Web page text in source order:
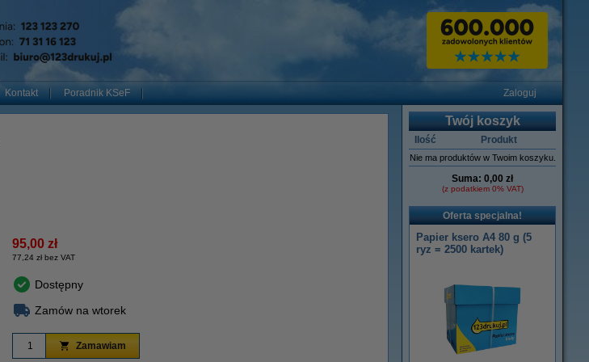
Kontakt Poradnik KSeF Zaloguj
95,00 zł
77,24 zł bez VAT
Dostępny
Zamów na wtorek
Zamawiam
Twój koszyk
Ilość Produkt
Nie ma produktów w Twoim koszyku.
Suma: 0,00 zł
(z podatkiem 0% VAT)
Oferta specjalna!
Papier ksero A4 80 g (5
ryz = 2500 kartek)